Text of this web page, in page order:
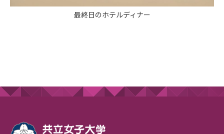
最終日のホテルディナー